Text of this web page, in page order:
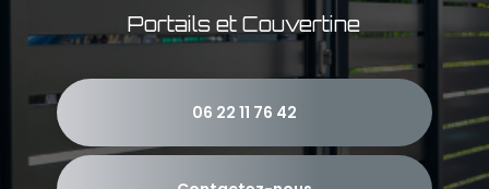
Portails et Couvertine
06 22 11 76 42